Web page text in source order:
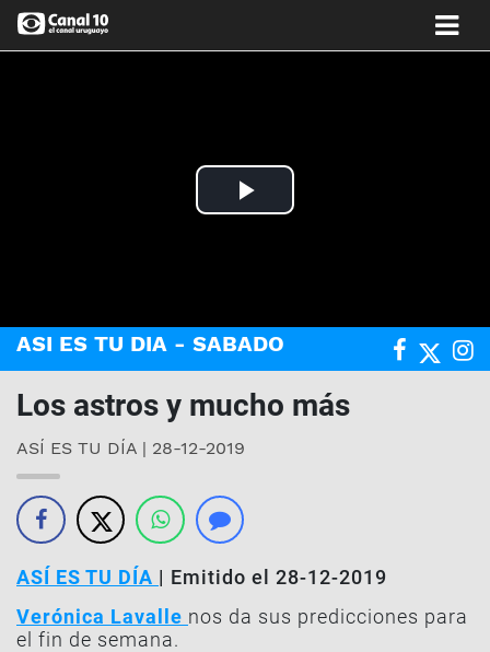
Play
ASI ES TU DIA - SABADO
Los astros y mucho más
ASÍ ES TU DÍA | 28-12-2019
ASÍ ES TU DÍA | Emitido el 28-12-2019
Verónica Lavalle nos da sus predicciones para
el fin de semana.